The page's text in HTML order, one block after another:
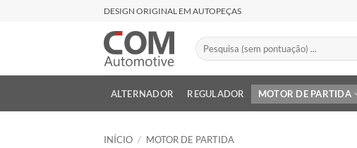
DESIGN ORIGINAL EM AUTOPEÇAS
Pesquisar
por:
ALTERNADOR REGULADOR MOTOR DE PARTIDA
INÍCIO / MOTOR DE PARTIDA